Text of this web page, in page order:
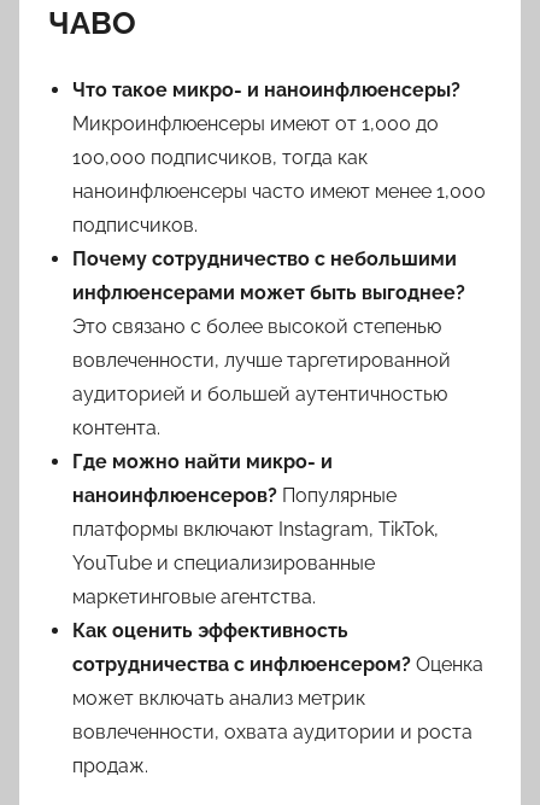
ЧАВО
Что такое микро- и наноинфлюенсеры?
Микроинфлюенсеры имеют от 1,000 до
100,000 подписчиков, тогда как
наноинфлюенсеры часто имеют менее 1,000
подписчиков.
Почему сотрудничество с небольшими
инфлюенсерами может быть выгоднее?
Это связано с более высокой степенью
вовлеченности, лучше таргетированной
аудиторией и большей аутентичностью
контента.
Где можно найти микро- и
наноинфлюенсеров? Популярные
платформы включают Instagram, TikTok,
YouTube и специализированные
маркетинговые агентства.
Как оценить эффективность
сотрудничества с инфлюенсером? Оценка
может включать анализ метрик
вовлеченности, охвата аудитории и роста
продаж.